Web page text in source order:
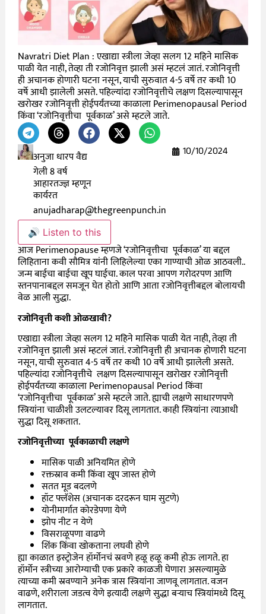
Navratri Diet Plan : एखाद्या स्त्रीला जेव्हा सलग 12 महिने मासिक
पाळी येत नाही, तेव्हा ती रजोनिवृत्त झाली असं म्हटलं जातं. रजोनिवृत्ती
ही अचानक होणारी घटना नसून, याची सुरुवात 4-5 वर्षे तर कधी 10
वर्षे आधी झालेली असते. पहिल्यांदा रजोनिवृत्तीचे लक्षण दिसल्यापासून
खरोखर रजोनिवृत्ती होईपर्यंतच्या काळाला Perimenopausal Period
किंवा ‘रजोनिवृत्तीचा पूर्वकाळ’ असे म्हटले जाते.
अनुजा धारप वैद्य
गेली 8 वर्ष
आहारतज्ज्ञ म्हणून
कार्यरत
anujadharap@thegreenpunch.in
10/10/2024
🔊 Listen to this
आज Perimenopause म्हणजे ‘रजोनिवृत्तीचा पूर्वकाळ’ या बद्दल
लिहिताना कवी सौमित्र यांनी लिहिलेल्या एका गाण्याची ओळ आठवली..
जन्म बाईचा बाईचा खूप घाईचा. काल परवा आपण गरोदरपण आणि
स्तनपानाबद्दल समजून घेत होतो आणि आता रजोनिवृत्तीबद्दल बोलायची
वेळ आली सुद्धा.
रजोनिवृत्ती कशी ओळखावी?
एखाद्या स्त्रीला जेव्हा सलग 12 महिने मासिक पाळी येत नाही, तेव्हा ती
रजोनिवृत्त झाली असं म्हटलं जातं. रजोनिवृत्ती ही अचानक होणारी घटना
नसून, याची सुरुवात 4-5 वर्षे तर कधी 10 वर्षे आधी झालेली असते.
पहिल्यांदारजोनिवृत्तीचे लक्षणदिसल्यापासून खरोखर रजोनिवृत्ती
होईपर्यंतच्याकाळालाPerimenopausal Period किंवा
‘रजोनिवृत्तीचा पूर्वकाळ’ असे म्हटले जाते. ह्याची लक्षणे साधारणपणे
स्त्रियांना चाळीशी उलटल्यावर दिसू लागतात. काही स्त्रियांना त्याआधी
सुद्धा दिसू शकतात.
रजोनिवृत्तीच्या पूर्वकाळाची लक्षणे
मासिक पाळी अनियमित होणे
रक्तस्राव कमी किंवा खूप जास्त होणे
सतत मूड बदलणे
हॉट फ्लॅशेस (अचानक दरदरून घाम सुटणे)
योनीमार्गात कोरडेपणा येणे
झोप नीट न येणे
विसराळूपणा वाढणे
शिंक किंवा खोकताना लघवी होणे
ह्या काळात इस्ट्रोजेन हॉर्मोनचं स्रवणे हळू हळू कमी होऊ लागते. हा
हॉर्मोन स्त्रीच्या आरोग्याची एक प्रकारे काळजी घेणारा असल्यामुळे
त्याच्या कमी स्रवण्याने अनेक त्रास स्त्रियांना जाणवू लागतात. वजन
वाढणे, शरीराला जडत्व येणे इत्यादी लक्षणे सुद्धा बऱ्याच स्त्रियांमध्ये दिसू
लागतात.